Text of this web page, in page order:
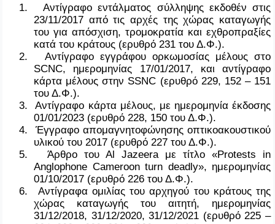
1.
Αντίγραφο εντάλματος σύλληψης εκδοθέν στις
23/11/2017 από τις αρχές της χώρας καταγωγής
του για απόσχιση, τρομοκρατία και εχθροπραξίες
κατά του κράτους (ερυθρό 231 του Δ.Φ.).
2.
Αντίγραφο εγγράφου ορκωμοσίας μέλους στο
SCNC, ημερομηνίας 17/01/2017, και αντίγραφο
κάρτα μέλους στην SSNC (ερυθρό 229, 152 – 151
του Δ.Φ.).
3.
Αντίγραφο κάρτα μέλους, με ημερομηνία έκδοσης
01/01/2023 (ερυθρό 228, 150 του Δ.Φ.).
4.
Έγγραφο απομαγνητοφώνησης οπτικοακουστικού
υλικού του 2017 (ερυθρό 227 του Δ.Φ.).
5.
Άρθρο τουAl Jazeera με τίτλο «Protests
in
Anglophone Camerοon turn deadly», ημερομηνίας
01/10/2017 (ερυθρό 226 του Δ.Φ.).
6.
Αντίγραφα ομιλίας του αρχηγού του κράτους της
χώρας καταγωγής του αιτητή, ημερομηνίας
31/12/2018, 31/12/2020, 31/12/2021 (ερυθρό 225 –